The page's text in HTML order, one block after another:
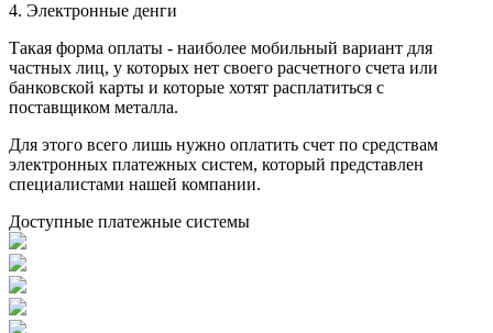
4. Электронные денги
Такая форма оплаты - наиболее мобильный вариант для
частных лиц, у которых нет своего расчетного счета или
банковской карты и которые хотят расплатиться с
поставщиком металла.
Для этого всего лишь нужно оплатить счет по средствам
электронных платежных систем, который представлен
специалистами нашей компании.
Доступные платежные системы